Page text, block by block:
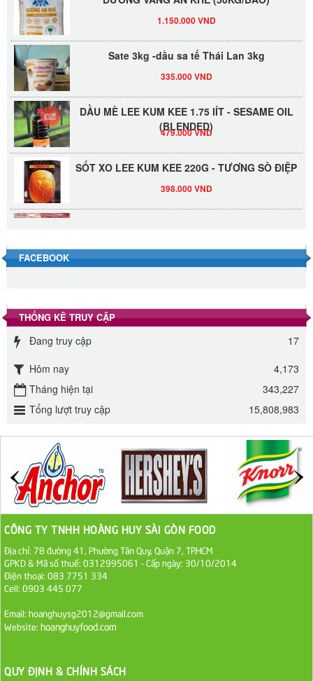
Sate 3kg -dầu sa tế Thái Lan 3kg
DẦU MÈ LEE KUM KEE 1.75 lÍT - SESAME OIL
(BLENDED)
479.000 VND
SỐT XO LEE KUM KEE 220G - TƯƠNG SÒ ĐIỆP
Đường phèn hạt Long An 500g
Đường phèn Long An bao 10kg
Đường mía thiên nhiên Biên Hòa gói 1kg
ĐƯỜNG SẠCH CÔ BA BIÊN HÒA 1KG
27.000 VND
Đường cát trắng An Khê bao 50kg
1.100.000 VND
Sa Tế Tôm Cholimex PET Hũ 450g
Ớt Sa Tế Cholimex Hũ Thuỷ Tinh 150g
Nước tương cholimex 4,9L
FACEBOOK
THỐNG KÊ TRUY CẬP
Đang truy cập
17
Hôm nay
4,173
Tháng hiện tại
343,227
Tổng lượt truy cập
15,808,983
CÔNG TY TNHH HOÀNG HUY SÀI GÒN FOOD
Địa chỉ: 78 đường 41, Phường Tân Quy, Quận 7, TP.HCM
GPKD & Mã số thuế: 0312995061 - Cấp ngày: 30/10/2014
Điện thoại: 083 7751 334
Cell: 0903 445 077
Email: hoanghuysg2012@gmail.com
Website: hoanghuyfood.com
QUY ĐỊNH & CHÍNH SÁCH